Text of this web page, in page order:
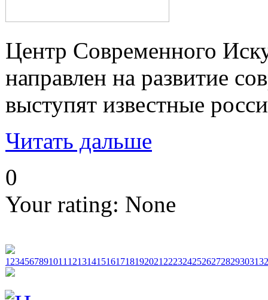
Центр Современного
направлен на развитие
выступят известные
Читать дальше
0
Your rating: None
1 234567891011 12131415161718192021 2223242526272829303132